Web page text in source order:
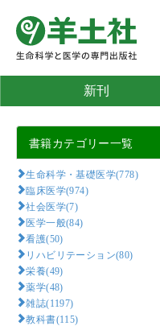
新刊
書籍カテゴリー一覧
生命科学・基礎医学(778)
臨床医学(974)
社会医学(7)
医学一般(84)
看護(50)
リハビリテーション(80)
栄養(49)
薬学(48)
雑誌(1197)
教科書(115)